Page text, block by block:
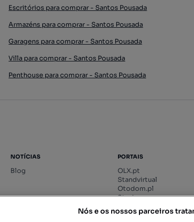
Escritórios para comprar - Santos Pousada
Armazéns para comprar - Santos Pousada
Garagens para comprar - Santos Pousada
Villa para comprar - Santos Pousada
Penthouse para comprar - Santos Pousada
NOTÍCIAS
Blog
PORTAIS
OLX.pt
Standvirtual
Otodom.pl
Storia.ro
Nós e os nossos parceiros